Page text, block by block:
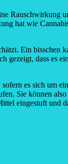
Rauschwirkung
hat wie
Ein bisschen
dass es
es sich um
Sie können
eingestuft und